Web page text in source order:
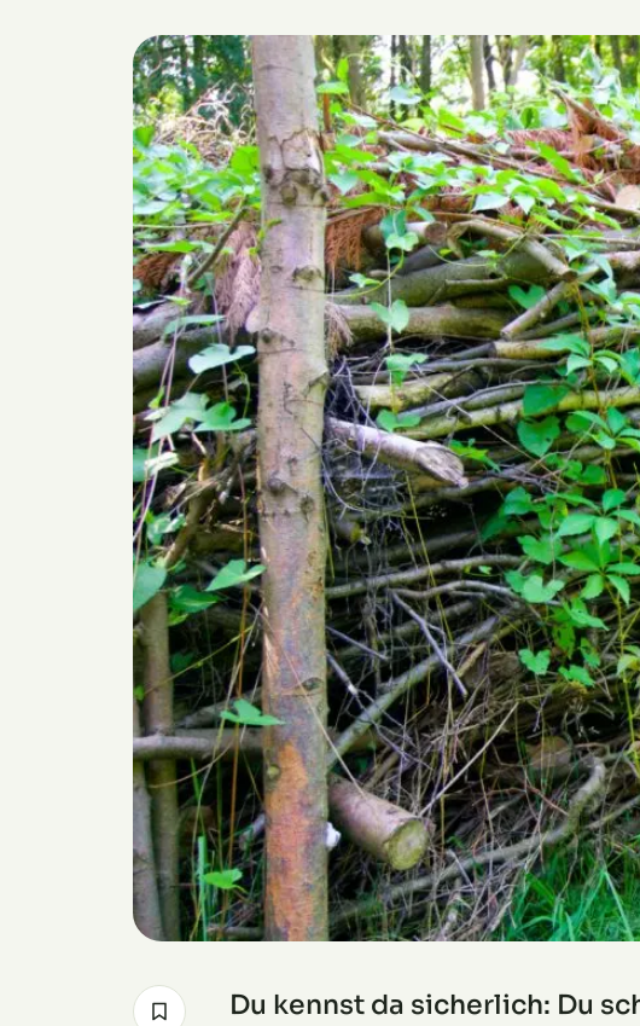
Du kennst da sicherlich: Du